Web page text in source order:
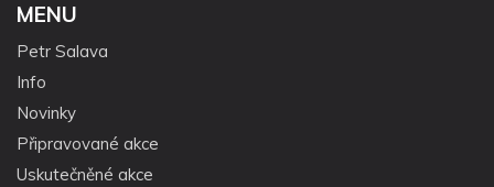
MENU
Petr Salava
Info
Novinky
Připravované akce
Uskutečněné akce